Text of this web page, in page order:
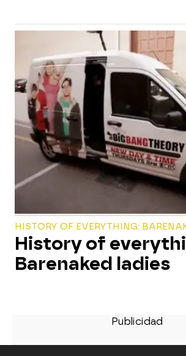
HISTORY OF EVERYTHING:
History of
Barenaked ladies